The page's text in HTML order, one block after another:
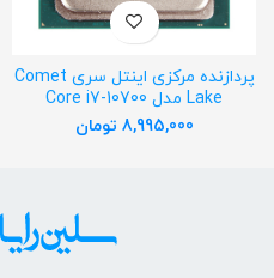
پردازنده مرکزی اینتل سری Comet
Lake مدل Core i7-10700
8,995,000 تومان